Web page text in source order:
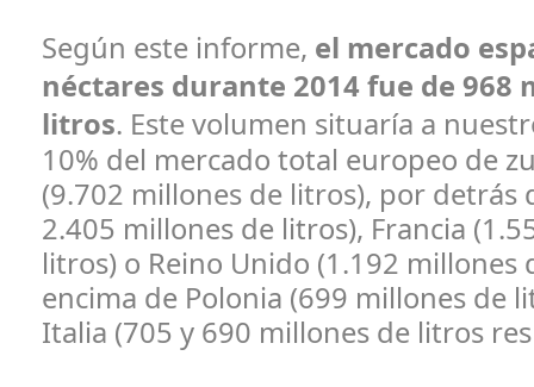
Según este informe, el mercado
néctares durante 2014 fue de 968
litros. Este volumen situaría a
10% del mercado total europeo de
(9.702 millones de litros), por detrás
2.405 millones de litros), Francia
litros) o Reino Unido (1.192
encima de Polonia (699 millones de
Italia (705 y 690 millones de litros